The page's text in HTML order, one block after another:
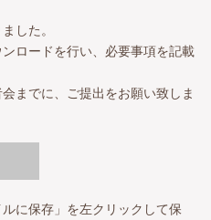
した。
ロードを行い、必要事項を記載
までに、ご提出をお願い致しま
に保存」を左クリックして保